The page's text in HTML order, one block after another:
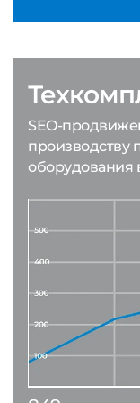
SEO-
производству
оборудования